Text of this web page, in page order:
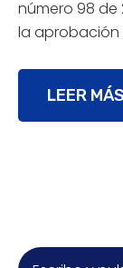
número 98 de
la aprobación
LEER MÁS
Buscar: